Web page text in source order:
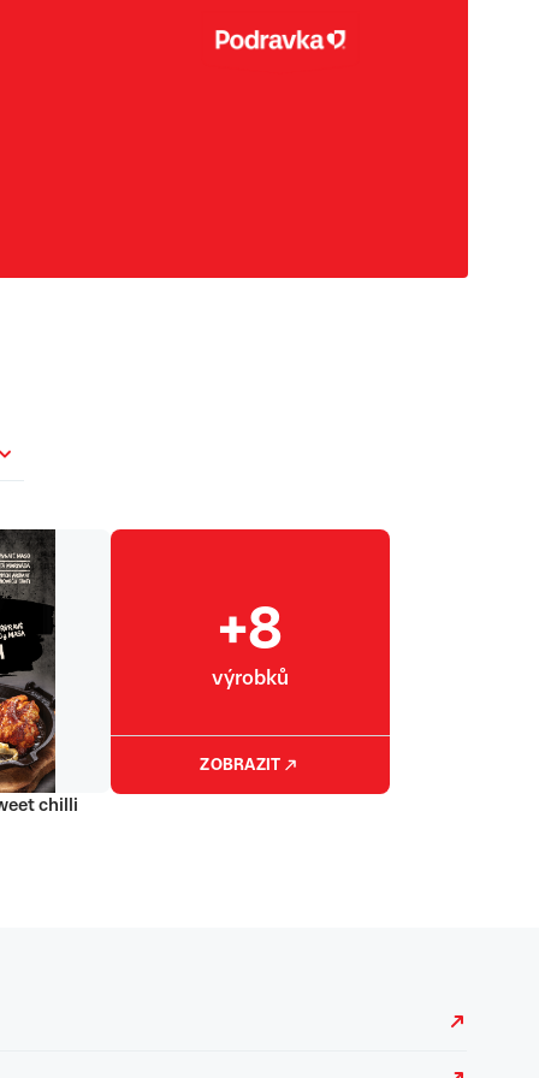
chilli
+8
výrobků
ZOBRAZIT